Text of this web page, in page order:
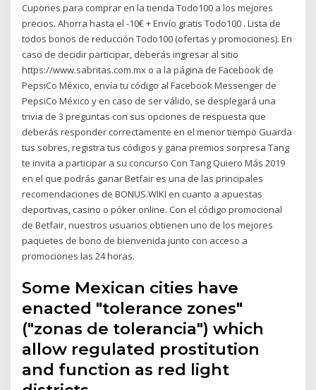
Cupones para comprar en la tienda Todo100 a los mejores
precios. Ahorra hasta el -10€ + Envío gratis Todo100 . Lista de
todos bonos de reducción Todo100 (ofertas y promociones). En
caso de decidir participar, deberás ingresar al sitio
https://www.sabritas.com.mx o a la página de Facebook de
PepsiCo México, envía tu código al Facebook Messenger de
PepsiCo México y en caso de ser válido, se desplegará una
trivia de 3 preguntas con sus opciones de respuesta que
deberás responder correctamente en el menor tiempo Guarda
tus sobres, registra tus códigos y gana premios sorpresa Tang
te invita a participar a su concurso Con Tang Quiero Más 2019
en el que podrás ganar Betfair es una de las principales
recomendaciones de BONUS.WIKI en cuanto a apuestas
deportivas, casino o póker online. Con el código promocional
de Betfair, nuestros usuarios obtienen uno de los mejores
paquetes de bono de bienvenida junto con acceso a
promociones las 24 horas.
Some Mexican cities have
enacted "tolerance zones"
("zonas de tolerancia") which
allow regulated prostitution
and function as red light